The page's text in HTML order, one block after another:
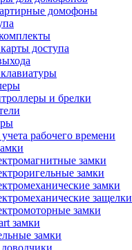
домофоны
доступа
и брелки
рабочего времени
замки
замки
замки
защелки
замки
замки
замки